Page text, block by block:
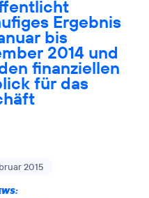
Ergebnis
bis
2014 und
finanziellen
für das
2015